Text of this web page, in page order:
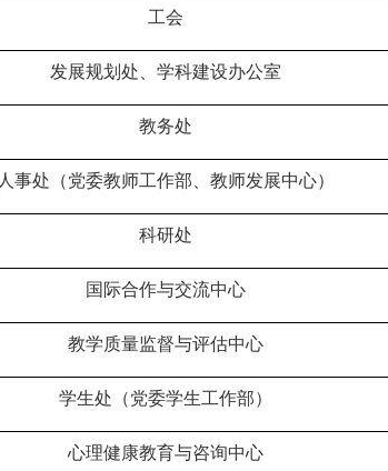
工会
发展规划处、学科建设办公室
教务处
人事处（党委教师工作部、教师发展中心）
科研处
国际合作与交流中心
教学质量监督与评估中心
学生处（党委学生工作部）
心理健康教育与咨询中心